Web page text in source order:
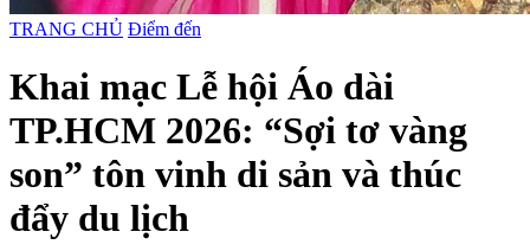
TRANG CHỦ Điểm đến
Khai mạc Lễ hội Áo dài
TP.HCM 2026: “Sợi tơ vàng
son” tôn vinh di sản và thúc
đẩy du lịch